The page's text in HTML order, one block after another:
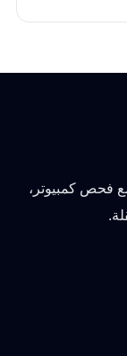
فحص كمبيوتر،